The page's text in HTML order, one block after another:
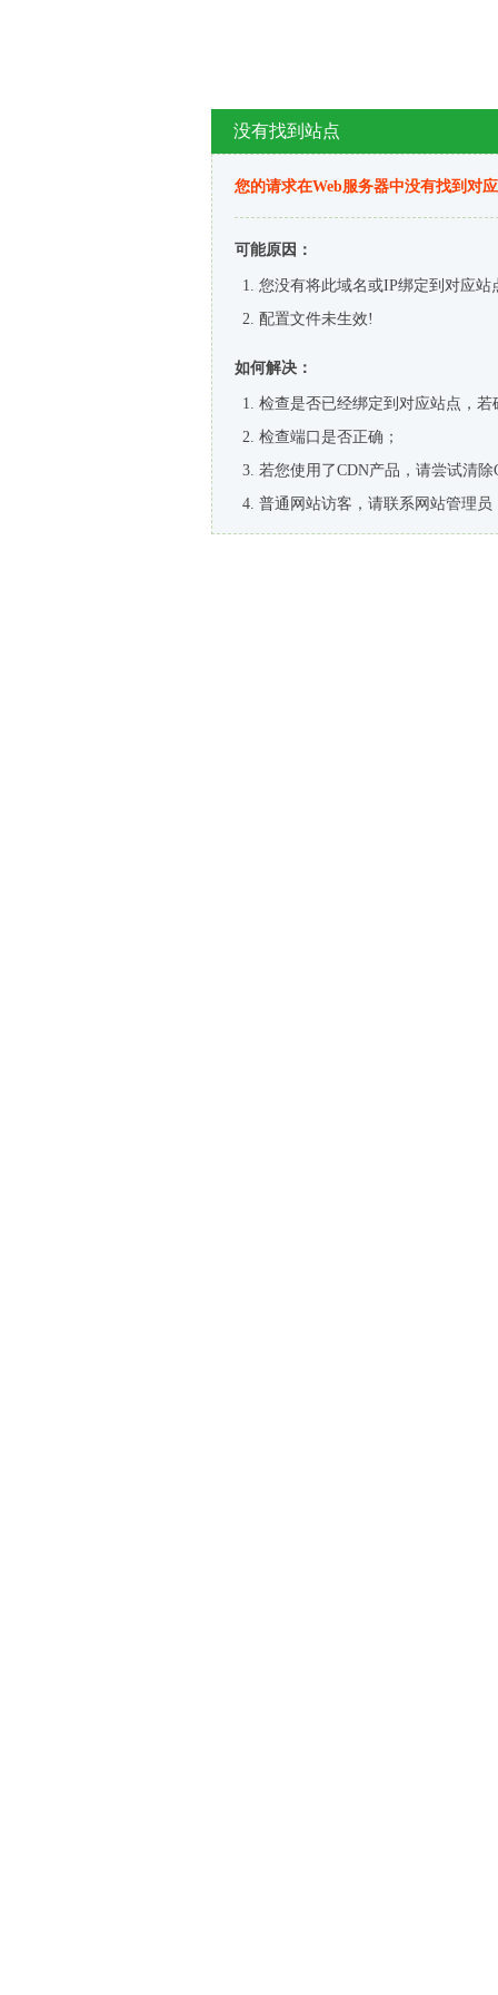
没有找到站点
您的请求在Web服务器中没有找到对
可能原因：
您没有将此域名或IP绑定到对应站
配置文件未生效!
如何解决：
检查是否已经绑定到对应站点，
检查端口是否正确；
若您使用了CDN产品，请尝试清除
普通网站访客，请联系网站管理员